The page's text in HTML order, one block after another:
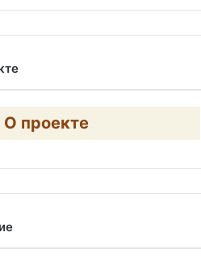
О проекте